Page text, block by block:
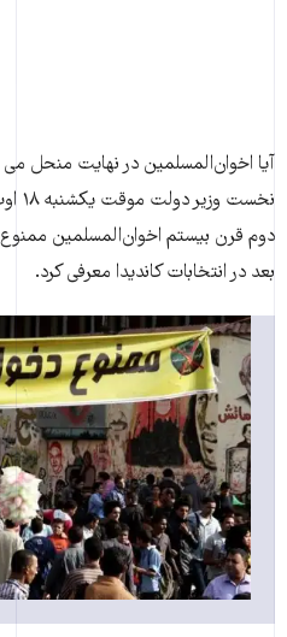
آیا اخوان‌المسلمین در نهایت منحل می
دوم قرن بیستم اخوان‌المسلمین
بعد در انتخابات کاندیدا معرفی کرد.